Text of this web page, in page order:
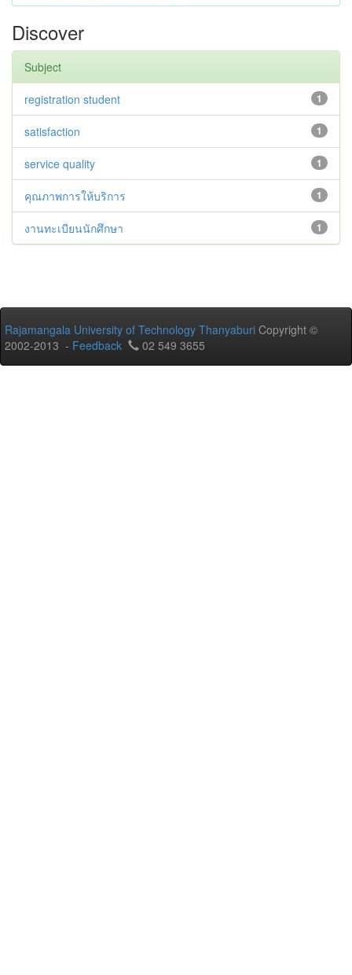
Discover
Subject
1
registration student
1
satisfaction
1
service quality
1
คุณภาพการให้บริการ
1
งานทะเบียนนักศึกษา
Rajamangala University of Technology Thanyaburi Copyright ©
2002-2013 - Feedback 02 549 3655